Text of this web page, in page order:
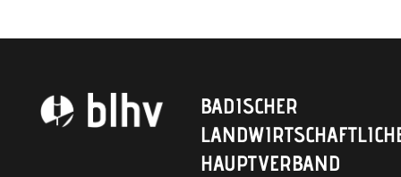
BADISCHER
HAUPTVERBAND